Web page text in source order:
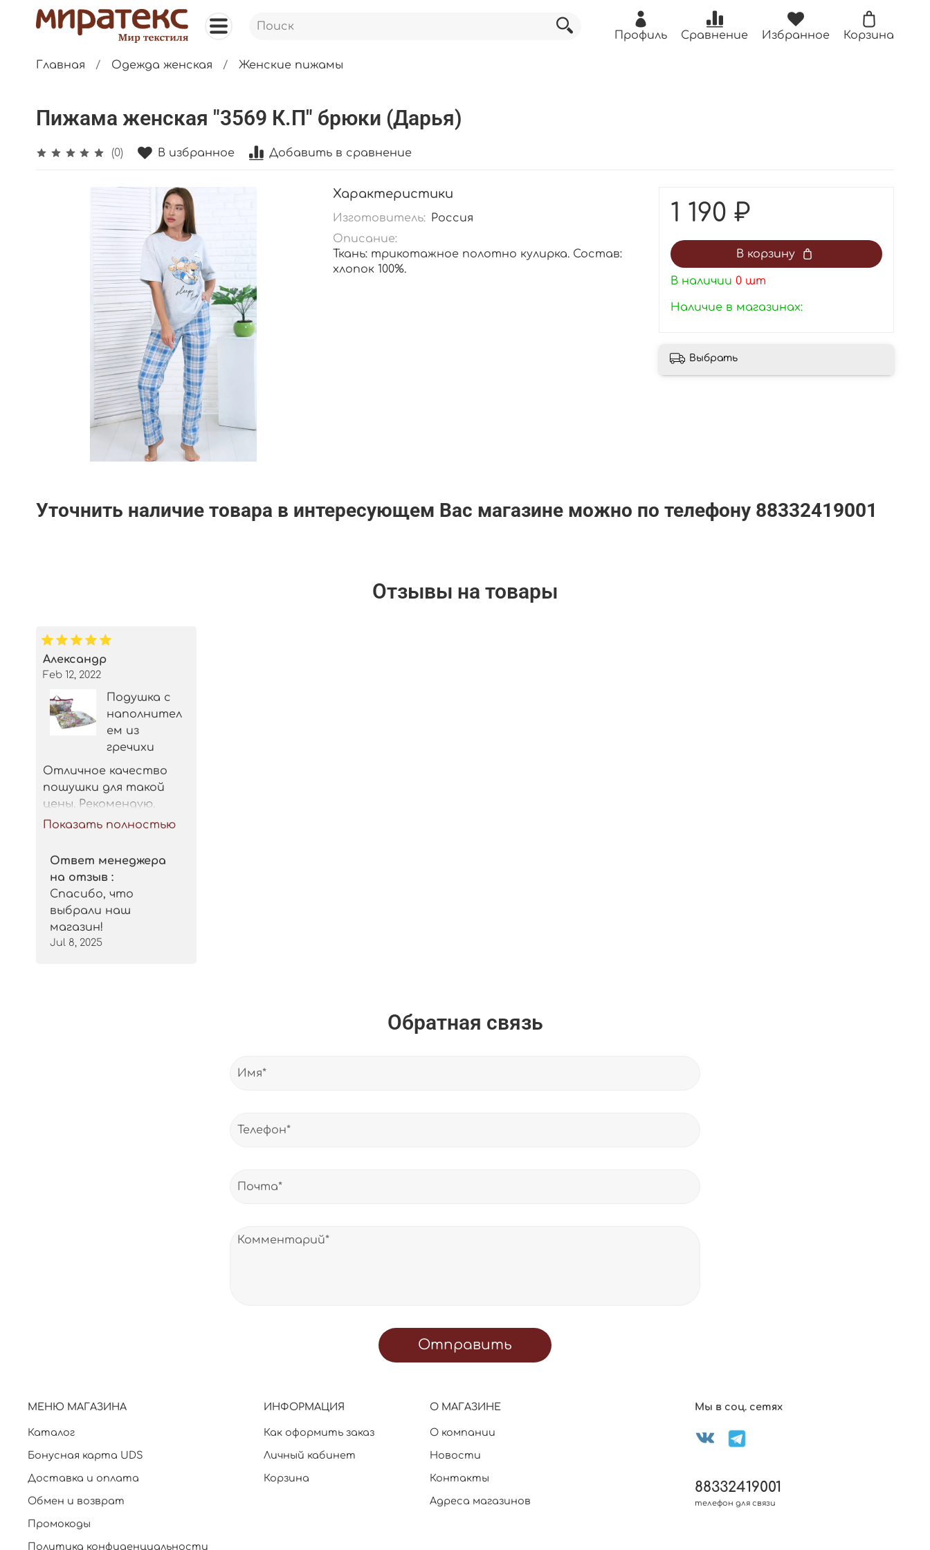
Профиль Сравнение Избранное Корзина
Главная Одежда женская Женские пижамы
Пижама женская "3569 К.П" брюки (Дарья)
(0) В избранное Добавить в сравнение
Характеристики
Изготовитель: Россия
Описание:
Ткань: трикотажное полотно кулирка. Состав:
хлопок 100%.
1 190 ₽
В корзину
В наличии 0 шт
Наличие в магазинах:
Выбрать
Уточнить наличие товара в интересующем Вас магазине можно по телефону 88332419001
Отзывы на товары
Александр
Feb 12, 2022
Подушка с
наполнител
ем из
гречихи
Отличное качество
пошушки для такой
цены. Рекомендую.
Показать полностью
Ответ менеджера
на отзыв :
Спасибо, что
выбрали наш
магазин!
Jul 8, 2025
Обратная связь
Отправить
МЕНЮ МАГАЗИНА
Каталог
Бонусная карта UDS
Доставка и оплата
Обмен и возврат
Промокоды
Политика конфиденциальности
ИНФОРМАЦИЯ
Как оформить заказ
Личный кабинет
Корзина
О МАГАЗИНЕ
О компании
Новости
Контакты
Адреса магазинов
Мы в соц. сетях
88332419001
телефон для связи